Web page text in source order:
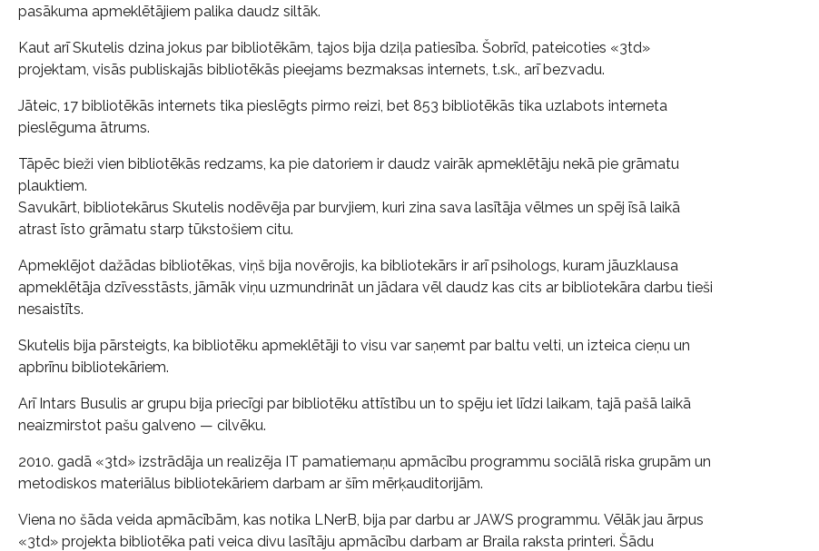
pasākuma apmeklētājiem palika daudz siltāk.
Kaut arī Skutelis dzina jokus par bibliotēkām, tajos bija dziļa patiesība. Šobrīd, pateicoties «3td»
projektam, visās publiskajās bibliotēkās pieejams bezmaksas internets, t.sk., arī bezvadu.
Jāteic, 17 bibliotēkās internets tika pieslēgts pirmo reizi, bet 853 bibliotēkās tika uzlabots interneta
pieslēguma ātrums.
Tāpēc bieži vien bibliotēkās redzams, ka pie datoriem ir daudz vairāk apmeklētāju nekā pie grāmatu
plauktiem.
Savukārt, bibliotekārus Skutelis nodēvēja par burvjiem, kuri zina sava lasītāja vēlmes un spēj īsā laikā
atrast īsto grāmatu starp tūkstošiem citu.
Apmeklējot dažādas bibliotēkas, viņš bija novērojis, ka bibliotekārs ir arī psihologs, kuram jāuzklausa
apmeklētāja dzīvesstāsts, jāmāk viņu uzmundrināt un jādara vēl daudz kas cits ar bibliotekāra darbu tieši
nesaistīts.
Skutelis bija pārsteigts, ka bibliotēku apmeklētāji to visu var saņemt par baltu velti, un izteica cieņu un
apbrīnu bibliotekāriem.
Arī Intars Busulis ar grupu bija priecīgi par bibliotēku attīstību un to spēju iet līdzi laikam, tajā pašā laikā
neaizmirstot pašu galveno — cilvēku.
2010. gadā «3td» izstrādāja un realizēja IT pamatiemaņu apmācību programmu sociālā riska grupām un
metodiskos materiālus bibliotekāriem darbam ar šīm mērķauditorijām.
Viena no šāda veida apmācībām, kas notika LNerB, bija par darbu ar JAWS programmu. Vēlāk jau ārpus
«3td» projekta bibliotēka pati veica divu lasītāju apmācību darbam ar Braila raksta printeri. Šādu